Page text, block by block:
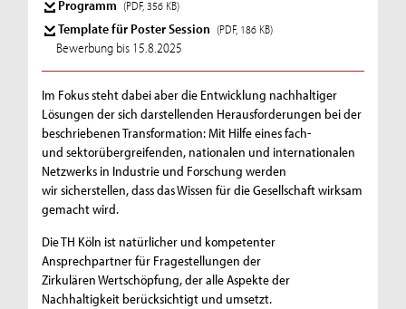
Programm (PDF, 356 KB)
Template für Poster Session (PDF, 186 KB)
Bewerbung bis 15.8.2025
Im Fokus steht dabei aber die Entwicklung nachhaltiger
Lösungen der sich darstellenden Herausforderungen bei der
beschriebenen Transformation: Mit Hilfe eines fach-
und sektorübergreifenden, nationalen und internationalen
Netzwerks in Industrie und Forschung werden
wir sicherstellen, dass das Wissen für die Gesellschaft wirksam
gemacht wird.
Die TH Köln ist natürlicher und kompetenter
Ansprechpartner für Fragestellungen der
Zirkulären Wertschöpfung, der alle Aspekte der
Nachhaltigkeit berücksichtigt und umsetzt. ​